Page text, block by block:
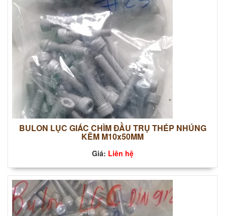
BULON LỤC GIÁC CHÌM ĐẦU TRỤ THÉP NHÚNG
KẼM M10x50MM
Giá: Liên hệ